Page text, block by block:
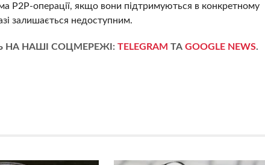
P2P-операції, якщо вони підтримуються в конкретному
залишається недоступним.
НА НАШІ СОЦМЕРЕЖІ:TELEGRAM ТАGOOGLE NEWS.